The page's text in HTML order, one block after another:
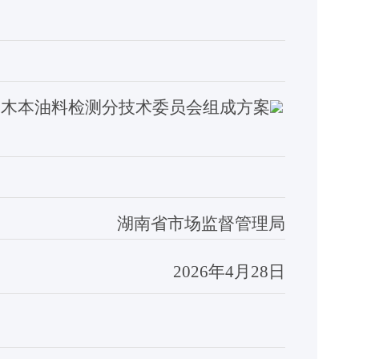
本油料检测分技术委员会组成方案
湖南省市场监督管理局
2026年4月 28 日